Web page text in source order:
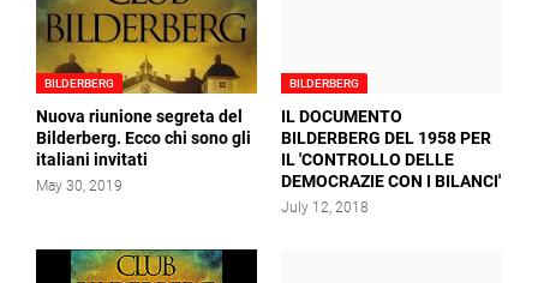
BILDERBERG
Nuova riunione segreta del
Bilderberg. Ecco chi sono gli
italiani invitati
May 30, 2019
BILDERBERG
IL DOCUMENTO
BILDERBERG DEL 1958 PER
IL 'CONTROLLO DELLE
DEMOCRAZIE CON I BILANCI'
July 12, 2018